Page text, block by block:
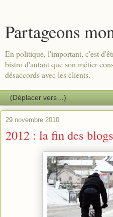
Partageons
En politique, l'important, c'est
bistro d'autant que son métier
désaccords avec les clients.
29 novembre 2010
2012 : la fin des